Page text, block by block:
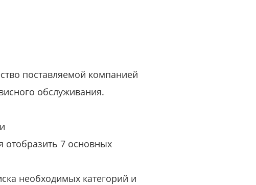
поставляемой компанией
обслуживания.
отобразить 7 основных
необходимых категорий и